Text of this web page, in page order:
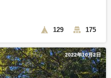
129 175
2022年10月2日